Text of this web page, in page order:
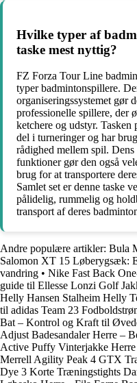
Hvilke typer af
taske mest nyttig?
FZ Forza Tour Line
typer badmintonspillere.
organiseringssystemet gør
professionelle spillere, der
ketchere og udstyr. Tasken
del i turneringer og har
rådighed mellem spil.
funktioner gør den også
brug for at transportere
Samlet set er denne taske
pålidelig, rummelig og
transport af deres
Andre populære artikler: Bula
Salomon XT 15 Løberygsæk:
vandring • Nike Fast Back
guide til Ellesse Lonzi Golf
Helly Hansen Stalheim Helly
til adidas Team 23
Bat – Kontrol og Kraft til
Adjust Badesandaler Herre –
Active Puffy Vinterjakke Herre
Merrell Agility Peak 4 GTX
Dye 3 Korte Træningstights